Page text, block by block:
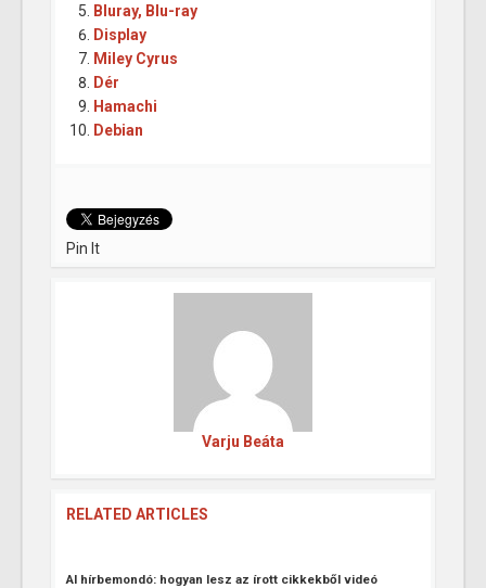
Bluray, Blu-ray
Display
Miley Cyrus
Dér
Hamachi
Debian
Pin It
Varju Beáta
RELATED ARTICLES
AI hírbemondó: hogyan lesz az írott cikkekből videó